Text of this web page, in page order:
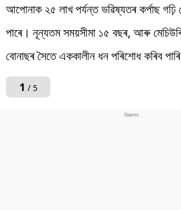
আপোনাক ২৫ লাখ পৰ্যন্ত ভৱিষ্যতৰ কৰ্পাছ গঢ়ি
পাৰে। নূন্যতম সময়সীমা ১৫ বছৰ, আৰু
বোনাছৰ সৈতে এককালীন ধন পৰিশোধ কৰিব
1 / 5